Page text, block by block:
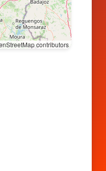
contributors